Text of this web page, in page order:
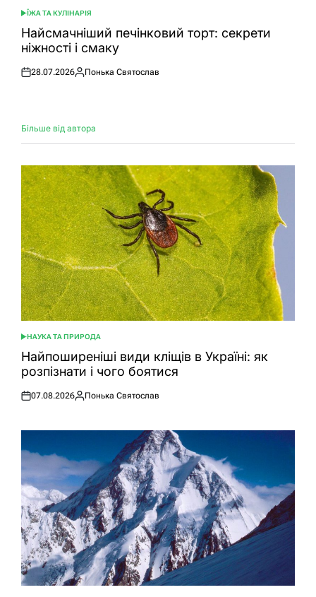
ОПУБЛІКУВАТИ
У
ЇЖА ТА КУЛІНАРІЯ
Найсмачніший печінковий торт: секрети
ніжності і смаку
Оприлюднено
28.07.2026
Опубліковано
Понька Святослав
Більше від автора
ОПУБЛІКУВАТИ
У
НАУКА ТА ПРИРОДА
Найпоширеніші види кліщів в Україні: як
розпізнати і чого боятися
Оприлюднено
07.08.2026
Опубліковано
Понька Святослав